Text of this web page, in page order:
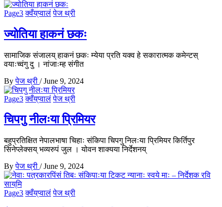
Page3 क्वँय्‌प्वालं पेज थ्री
ज्याेतिया हाकनं छकः
सामाजिक संजालय् हाकनं छकः म्येया प्रति यक्व हे सकारात्मक कमेन्टस्
वयाःच्वंगु दु । नांजाःम्ह संगीत
By पेज थ्री / June 9, 2024
Page3 क्वँय्‌प्वालं पेज थ्री
चिपगु नीलःया प्रिमियर
बहुप्रतिक्षित नेपालभाषा चिहाः संकिपा चिपगु निलःया प्रिमियर किर्तिपुर
सिनेप्लेक्सय् भव्यरुपं जुल । योवन शाक्यया निर्देशनय्
By पेज थ्री / June 9, 2024
Page3 क्वँय्‌प्वालं पेज थ्री